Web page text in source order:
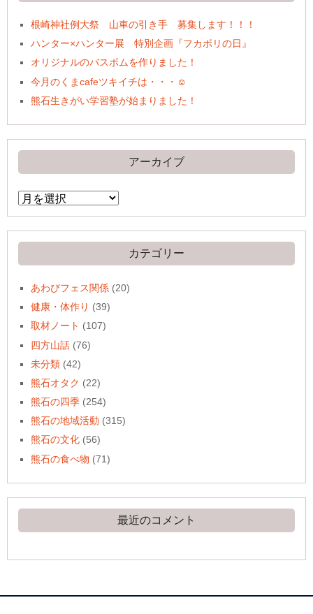
根崎神社例大祭 山車の引き手 募集します！！！
ハンター×ハンター展 特別企画『フカボリの日』
オリジナルのバスボムを作りました！
今月のくまcafeツキイチは・・・☺
熊石生きがい学習塾が始まりました！
アーカイブ
ア
ー
イ
ブ
カテゴリー
あわびフェス関係 (20)
健康・体作り (39)
取材ノート (107)
四方山話 (76)
未分類 (42)
熊石オタク (22)
熊石の四季 (254)
熊石の地域活動 (315)
熊石の文化 (56)
熊石の食べ物 (71)
最近のコメント